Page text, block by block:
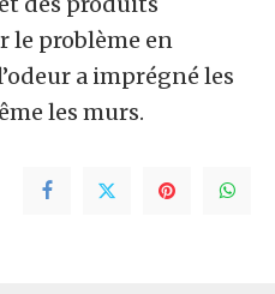
le problème en
a imprégné les
les murs.